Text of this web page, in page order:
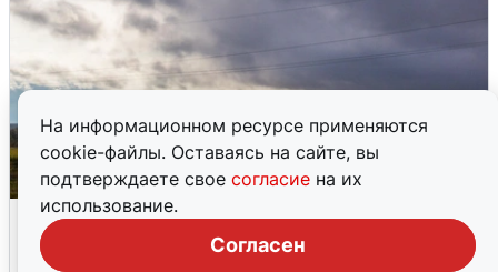
На информационном ресурсе применяются
cookie-файлы. Оставаясь на сайте, вы
подтверждаете свое согласие на их
использование.
Согласен
Над ХМАО впервые сбили
беспилотники